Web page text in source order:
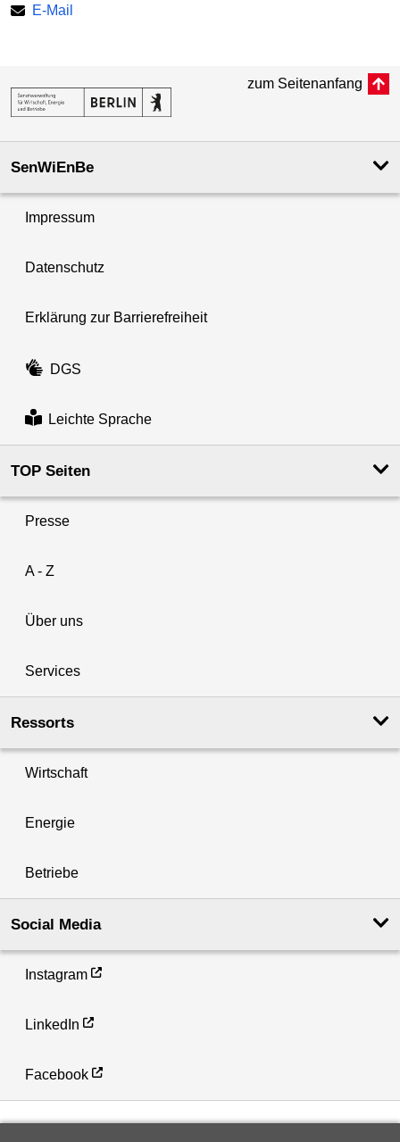
E-Mail
zum Seitenanfang
SenWiEnBe
Impressum
Datenschutz
Erklärung zur Barrierefreiheit
DGS
Leichte Sprache
TOP Seiten
Presse
A - Z
Über uns
Services
Ressorts
Wirtschaft
Energie
Betriebe
Social Media
Instagram
LinkedIn
Facebook